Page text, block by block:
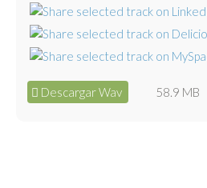
Descargar Wav 58.9 MB